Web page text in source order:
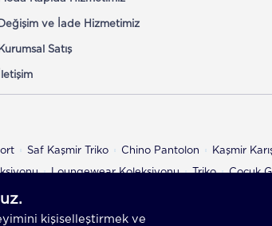
Değişim ve İade Hizmetimiz
Kurumsal Satış
İletişim
Saf Kaşmir Triko Chino Pantolon Kaşmir
Loungewear Koleksiyonu Triko Çocuk